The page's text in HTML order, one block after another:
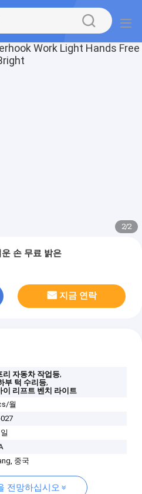
2/2
손 무료 밝은
지금 연락
리 자동차 작업등,
부 턱 수리등,
이 리프트 벤치 라이트
월
중국
전망하십시오